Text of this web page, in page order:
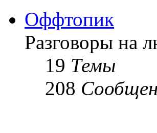
Оффтопик
Разговоры на
19 Темы
208